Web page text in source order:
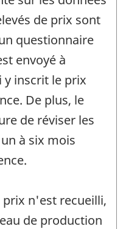
de prix sont
questionnaire
envoyé à
y inscrit le prix
De plus, le
de réviser les
à six mois
prix n'est recueilli,
de production